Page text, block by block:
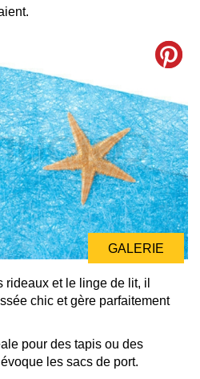
GALERIE
rideaux et le linge de lit, il
chic et gère parfaitement
pour des tapis ou des
les sacs de port.